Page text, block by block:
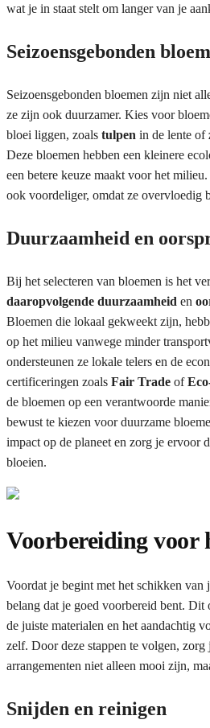
wat je in staat stelt om langer van je
Seizoensgebonden
Seizoensgebonden bloemen zijn niet
ze zijn ook duurzamer. Kies voor
bloei liggen, zoals tulpen in de lente of
Deze bloemen hebben een kleinere
een betere keuze maakt voor het
ook voordeliger, omdat ze overvloedig
Duurzaamheid en
Bij het selecteren van bloemen is het
daaropvolgende duurzaamheid en
Bloemen die lokaal gekweekt zijn,
op het milieu vanwege minder
ondersteunen ze lokale telers en de
certificeringen zoals Fair Trade of
de bloemen op een verantwoorde
bewust te kiezen voor duurzame
impact op de planeet en zorg je ervoor
bloeien.
Voorbereiding voor
Voordat je begint met het schikken van
belang dat je goed voorbereid bent. Dit
de juiste materialen en het aandachtig
zelf. Door deze stappen te volgen, zorg
arrangementen niet alleen mooi zijn,
Snijden en reinigen